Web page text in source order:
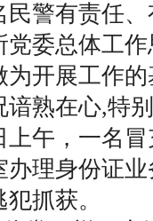
警有责任
委总体工
开展工作
熟在心,特
午，一名
理身份证
抓获。